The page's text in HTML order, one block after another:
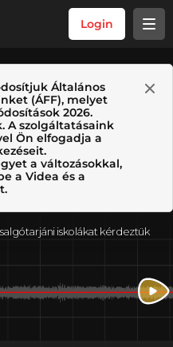
Login
Általános
(ÁFF), melyet
2026.
A szolgáltatásaink
Ön elfogadja a
a változásokkal,
a Videa és a